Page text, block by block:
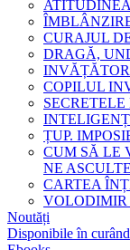
CURAJUL
DRAGĂ,
COPILUL
ȚUP.
CUM SĂ LE
NE ASCULTE
CARTEA
VOLODIMIR
Noutăți
Disponibile în curând